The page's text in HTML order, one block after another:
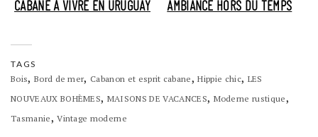
CABANE À VIVRE EN URUGUAY
AMBIANCE HORS DU TEMPS
TAGS
Bois, Bord de mer, Cabanon et esprit cabane,Hippie chic, LES
NOUVEAUX BOHÈMES, MAISONS DE VACANCES, Moderne rustique,
Tasmanie,Vintage moderne